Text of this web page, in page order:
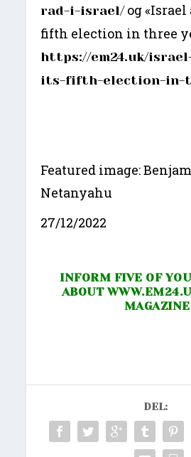
rad-i-israel/og «Israel
fifth election in three
https://em24.uk/
its-fifth-election-in-
Featured image:
Netanyahu
27/12/2022
INFORM FIVE OF
ABOUT
DEL: